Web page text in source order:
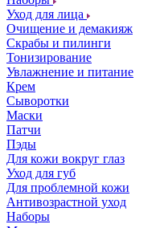
Уход для лица
Очищение и демакияж
Скрабы и пилинги
Тонизирование
Увлажнение и питание
Крем
Сыворотки
Маски
Патчи
Пэды
Для кожи вокруг глаз
Уход для губ
Для проблемной кожи
Антивозрастной уход
Наборы